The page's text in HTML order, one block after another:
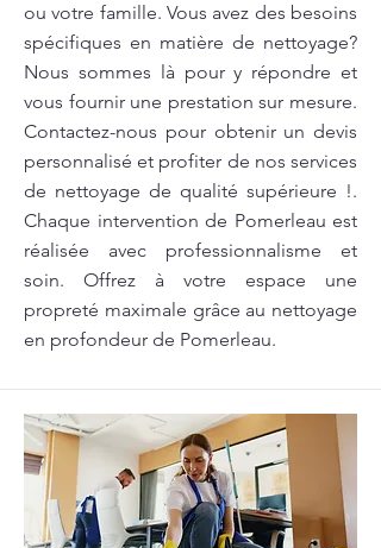
ou votre famille. Vous avez des besoins
spécifiques en matière de nettoyage?
Nous sommes là pour y répondre et
vous fournir une prestation sur mesure.
Contactez-nous pour obtenir un devis
personnalisé et profiter de nos services
de nettoyage de qualité supérieure !.
Chaque intervention de Pomerleau est
réalisée avec professionnalisme et
soin. Offrez à votre espace une
propreté maximale grâce au nettoyage
en profondeur de Pomerleau.